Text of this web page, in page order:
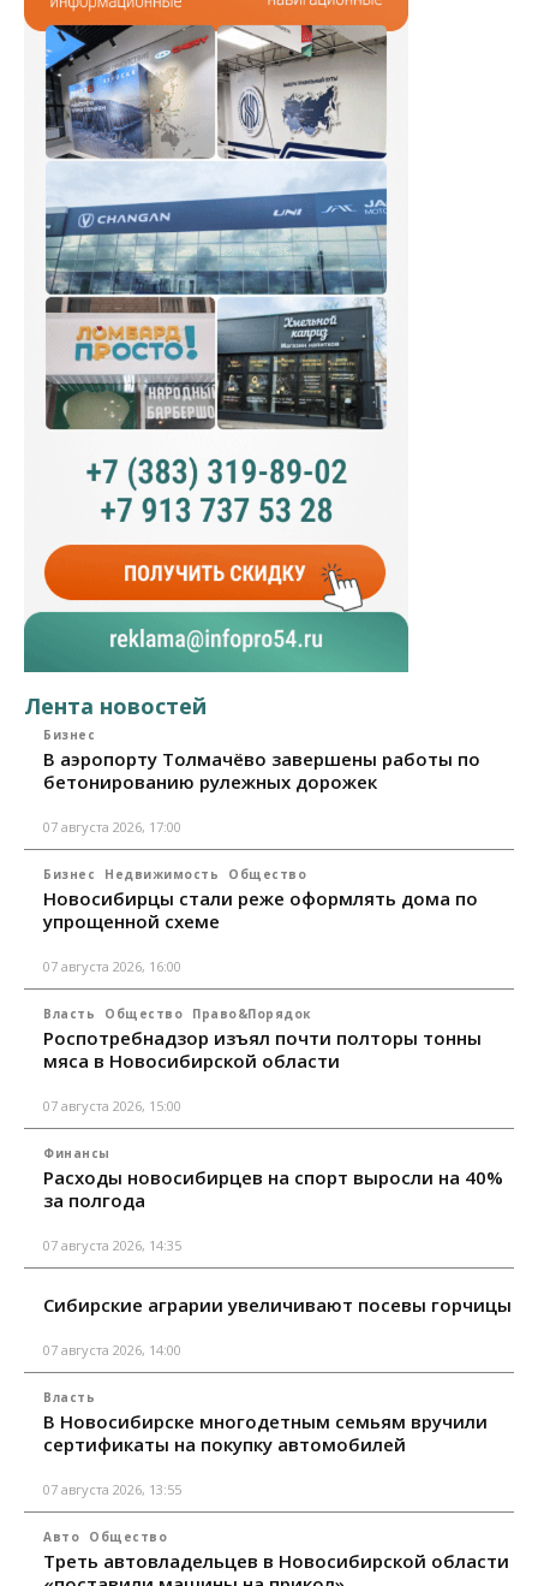
Лента новостей
Бизнес
В аэропорту Толмачёво завершены работы по
бетонированию рулежных дорожек
07 августа 2026, 17:00
Бизнес Недвижимость Общество
Новосибирцы стали реже оформлять дома по
упрощенной схеме
07 августа 2026, 16:00
Власть Общество Право&Порядок
Роспотребнадзор изъял почти полторы тонны
мяса в Новосибирской области
07 августа 2026, 15:00
Финансы
Расходы новосибирцев на спорт выросли на 40%
за полгода
07 августа 2026, 14:35
Сибирские аграрии увеличивают посевы горчицы
07 августа 2026, 14:00
Власть
В Новосибирске многодетным семьям вручили
сертификаты на покупку автомобилей
07 августа 2026, 13:55
Авто Общество
Треть автовладельцев в Новосибирской области